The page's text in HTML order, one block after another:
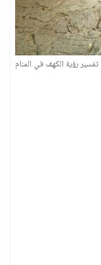
تفسير رؤية الكهف في المنام